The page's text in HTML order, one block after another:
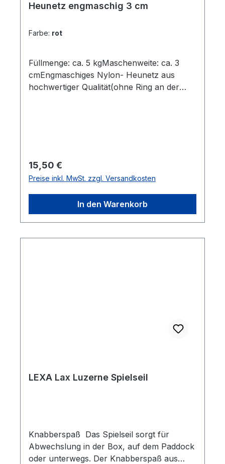
Heunetz engmaschig 3 cm
Farbe: rot
Füllmenge: ca. 5 kgMaschenweite: ca. 3
cmEngmaschiges Nylon- Heunetz aus
hochwertiger Qualität(ohne Ring an der
Regulärer Preis:
15,50 €
Preise inkl. MwSt. zzgl. Versandkosten
In den Warenkorb
LEXA Lax Luzerne Spielseil
Knabberspaß Das Spielseil sorgt für
Abwechslung in der Box, auf dem Paddock
oder unterwegs. Der Knabberspaß aus